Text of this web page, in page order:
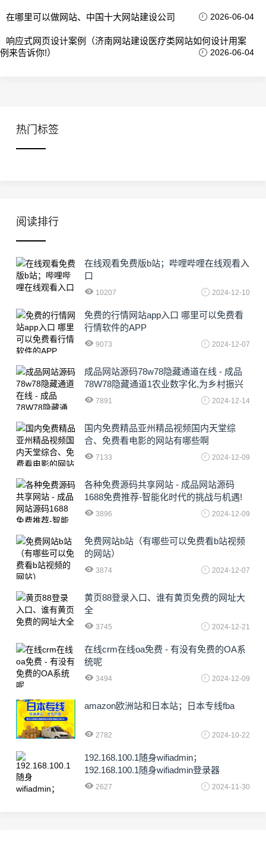
在哪里可以做网站、中国十大网站建设公司 2026-06-04
响应式网页设计案例（济南网站建设医疗类网站如何设计用案
例来告诉你!）
2026-06-04
热门标签
阅读排行
在线观看免费版b站；哔哩哔哩在线观看入
口
10207 2024-12-10
免费的行情网站app入口 哪里可以免费看
行情软件的APP
9073 2024-12-07
成品网站源码78w78隐藏通道在线 - 成品
78W78隐藏通道1农业数字化,为乡村振兴
注入新动力
7891 2024-12-14
国内免费精品亚州精品视频国内天堂综
合、免费看电影的网站有哪些啊
7133 2024-12-09
各种免费源码共享网站 - 成品网站源码
1688免费推荐-智能化时代的挑战与机遇!
3896 2024-12-09
免费网站b站（有哪些可以免费看b站视频
的网站）
3874 2024-12-07
黄页88登录入口、谁有黄页免费的网址大
全
3745 2024-12-21
在线crm在线oa免费 - 有没有免费的OA系
统呢
3494 2024-12-09
amazon欧洲站和日本站；日本专线fba
2782 2024-10-22
192.168.100.1随身wifiadmin；
192.168.100.1随身wifiadmin登录器
2627 2024-11-30